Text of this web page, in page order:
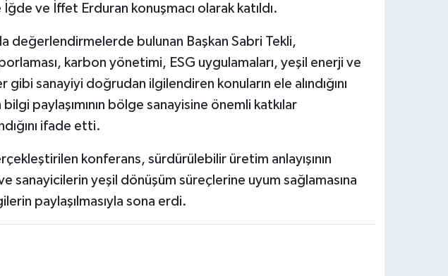
ve İffet Erduran konuşmacı olarak katıldı.
değerlendirmelerde bulunan Başkan Sabri Tekli,
karbon yönetimi, ESG uygulamaları, yeşil enerji ve
gibi sanayiyi doğrudan ilgilendiren konuların ele alındığını
paylaşımının bölge sanayisine önemli katkılar
ifade etti.
konferans, sürdürülebilir üretim anlayışının
ve sanayicilerin yeşil dönüşüm süreçlerine uyum sağlamasına
paylaşılmasıyla sona erdi.